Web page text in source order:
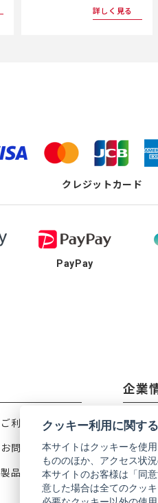
詳しく見る
クレジットカード
PayPay
ご利用ガイド
お問い合わせ
製品カタログ
企業
リコー
会社概
株式会
クッキー利用に関す
本サイトはクッキーを使
もののほか、アクセス状
本サイトのお客様は「同
意した場合は全てのクッ